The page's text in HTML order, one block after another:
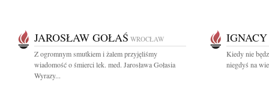
JAROSŁAW GOŁAŚ WROCŁAW
Z ogromnym smutkiem i żalem przyjęliśmy
wiadomość o śmierci lek. med. Jarosława Gołasia
Wyrazy...
Kiedy nie
niegdyś na